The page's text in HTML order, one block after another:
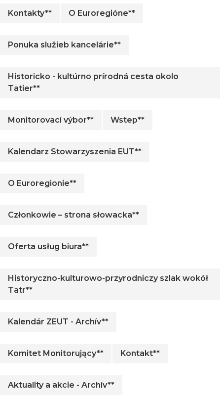
Kontakty** O Euroregióne**
Ponuka služieb kancelárie**
Historicko - kultúrno prírodná cesta okolo
Tatier**
Monitorovací výbor** Wstep**
Kalendarz Stowarzyszenia EUT**
O Euroregionie**
Członkowie – strona słowacka**
Oferta usług biura**
Historyczno-kulturowo-przyrodniczy szlak wokół
Tatr**
Kalendár ZEUT - Archív**
Komitet Monitorujący** Kontakt**
Aktuality a akcie - Archív**